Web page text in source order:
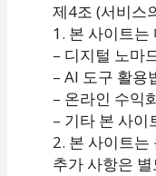
제4조 (서비스
1. 본 사이트는
– 디지털 노마
– AI 도구 활용
– 온라인 수익
– 기타 본 사이
2. 본 사이트는
추가 사항은